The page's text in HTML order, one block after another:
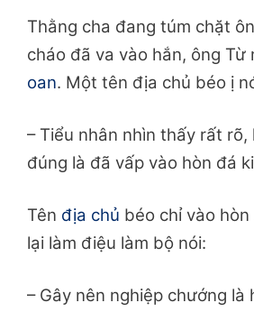
Thằng cha đang túm chặt
cháo đã va vào hắn, ông Từ
oan. Một tên địa chủ béo ị
– Tiểu nhân nhìn thấy rất rõ,
đúng là đã vấp vào hòn đá
Tên địa chủ béo chỉ vào
lại làm điệu làm bộ nói:
– Gây nên nghiệp chướng là